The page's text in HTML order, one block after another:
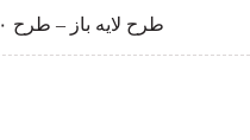
طرح لایه باز – طرح ۲۰